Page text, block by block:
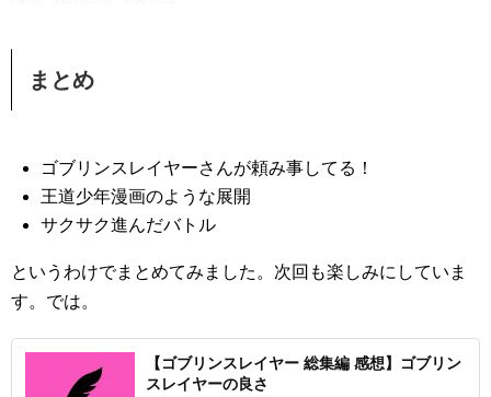
まとめ
ゴブリンスレイヤーさんが頼み事してる！
王道少年漫画のような展開
サクサク進んだバトル
というわけでまとめてみました。次回も楽しみにしていま
す。では。
【ゴブリンスレイヤー 総集編 感想】ゴブリン
スレイヤーの良さ